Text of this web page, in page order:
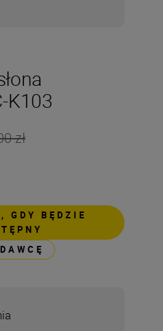
K103
zł
GDY BĘDZIE